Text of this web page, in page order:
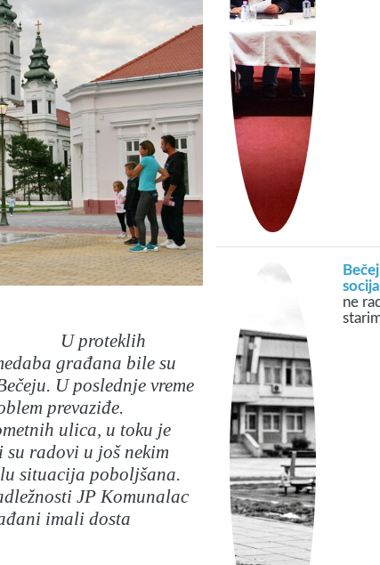
U proteklih
građana bile su
U poslednje vreme
prevaziđe.
ulica, u toku je
radovi u još nekim
situacija poboljšana.
JP Komunalac
imali dosta
ne